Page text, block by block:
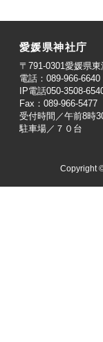
愛媛県神社庁
〒791-0301愛媛県
電話：089-966-
IP電話050-3508-
Fax：089-966-5477
受付時間／午前8時
駐車場／７０台
Copyright